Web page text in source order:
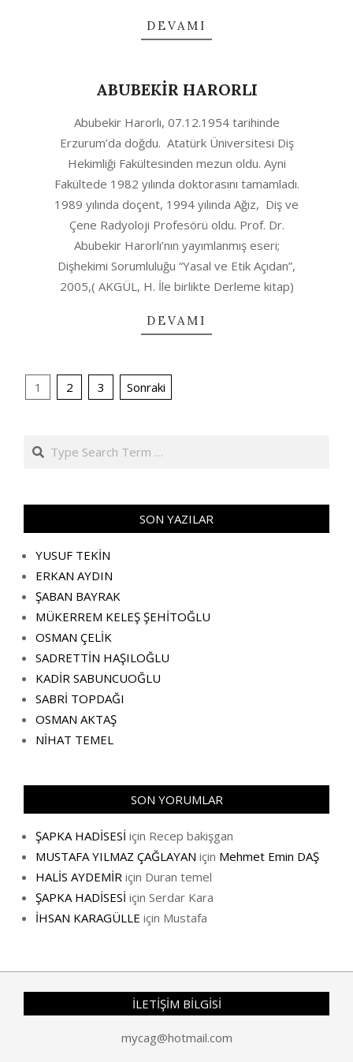
DEVAMI
ABUBEKİR HARORLI
Abubekir Harorlı, 07.12.1954 tarihinde
Erzurum’da doğdu. Atatürk Üniversitesi Diş
Hekimliği Fakültesinden mezun oldu. Ayni
Fakültede 1982 yılında doktorasını tamamladı.
1989 yılında doçent, 1994 yılında Ağız, Diş ve
Çene Radyoloji Profesörü oldu. Prof. Dr.
Abubekir Harorlı’nın yayımlanmış eseri;
Dişhekimi Sorumluluğu “Yasal ve Etik Açıdan”,
2005,( AKGÜL, H. İle birlikte Derleme kitap)
DEVAMI
YAZI
1 2 3 Sonraki
Search
SON YAZILAR
YUSUF TEKİN
ERKAN AYDIN
ŞABAN BAYRAK
MÜKERREM KELEŞ ŞEHİTOĞLU
OSMAN ÇELİK
SADRETTİN HAŞILOĞLU
KADİR SABUNCUOĞLU
SABRİ TOPDAĞI
OSMAN AKTAŞ
NİHAT TEMEL
SON YORUMLAR
ŞAPKA HADİSESİ için Recep bakişgan
MUSTAFA YILMAZ ÇAĞLAYAN için Mehmet Emin DAŞ
HALİS AYDEMİR için Duran temel
ŞAPKA HADİSESİ için Serdar Kara
İHSAN KARAGÜLLE için Mustafa
İLETİŞİM BİLGİSİ
mycag@hotmail.com